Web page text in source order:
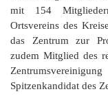
mit 154
Ortsvereins des
das Zentrum zur
zudem Mitglied des
Spitzenkandidat des